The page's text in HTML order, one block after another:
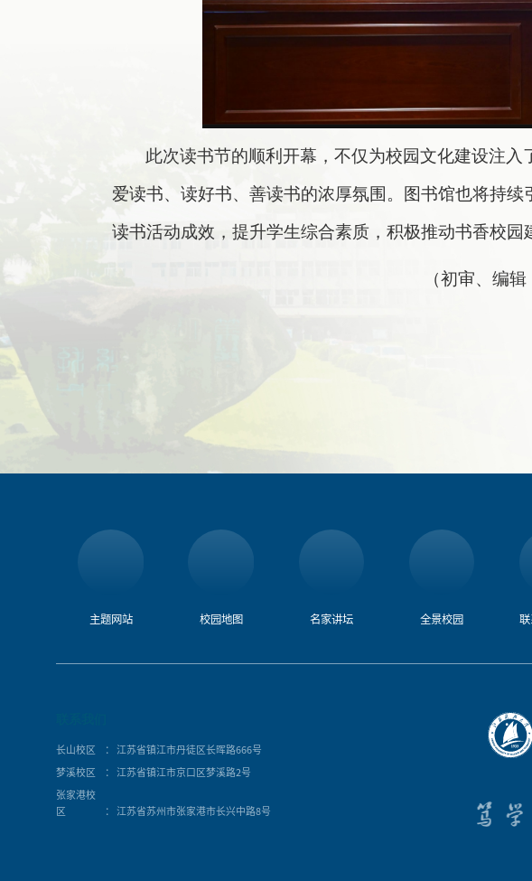
此次读书节的顺利开幕，不仅为校园文化建设注入
爱读书、读好书、善读书的浓厚氛围。图书馆也将持
读书活动成效，提升学生综合素质，积极推动书香校园
（初审、编
主题网站 校园地图 名家讲坛 全景校园 联
长山校区 ： 江苏省镇江市丹徒区长晖路666号
梦溪校区 ： 江苏省镇江市京口区梦溪路2号
张家港校
区
： 江苏省苏州市张家港市长兴中路8号